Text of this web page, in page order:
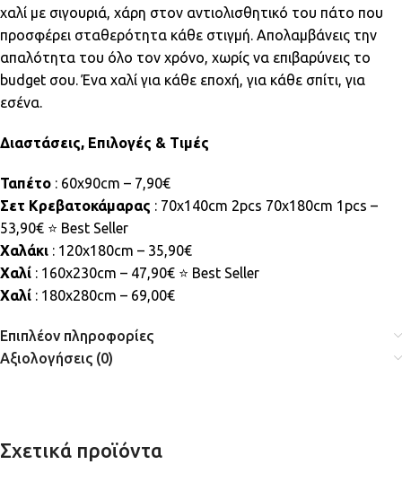
χαλί με σιγουριά, χάρη στον αντιολισθητικό του πάτο που
προσφέρει σταθερότητα κάθε στιγμή. Απολαμβάνεις την
απαλότητα του όλο τον χρόνο, χωρίς να επιβαρύνεις το
budget σου. Ένα χαλί για κάθε εποχή, για κάθε σπίτι, για
εσένα.
Διαστάσεις, Επιλογές & Τιμές
Ταπέτο : 60x90cm – 7,90€
Σετ Κρεβατοκάμαρας : 70x140cm 2pcs 70x180cm 1pcs –
53,90€ ⭐ Best Seller
Χαλάκι : 120x180cm – 35,90€
Χαλί : 160x230cm – 47,90€ ⭐ Best Seller
Χαλί : 180x280cm – 69,00€
Επιπλέον πληροφορίες
Αξιολογήσεις (0)
Σχετικά προϊόντα